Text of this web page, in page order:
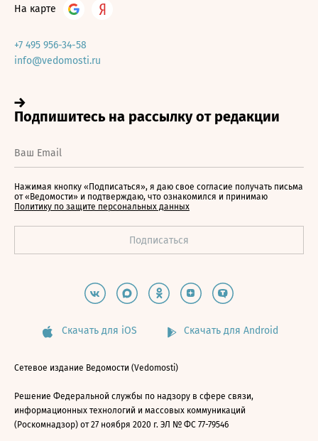
На карте
+7 495 956-34-58
info@vedomosti.ru
Нажимая кнопку «Подписаться», я даю свое согласие получать письма
от «Ведомости» и подтверждаю, что ознакомился и принимаю
Политику по защите персональных данных
Скачать для iOS Скачать для Android
Сетевое издание Ведомости (Vedomosti)
Решение Федеральной службы по надзору в сфере связи,
информационных технологий и массовых коммуникаций
(Роскомнадзор) от 27 ноября 2020 г. ЭЛ № ФС 77-79546